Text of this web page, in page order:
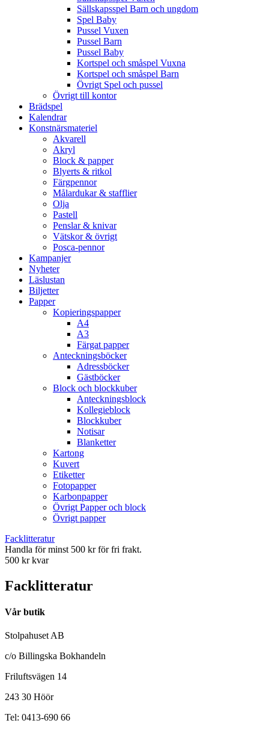
Sällskapsspel Barn och ungdom
Spel Baby
Pussel Vuxen
Pussel Barn
Pussel Baby
Kortspel och småspel Vuxna
Kortspel och småspel Barn
Övrigt Spel och pussel
Övrigt till kontor
Brädspel
Kalendrar
Konstnärsmateriel
Akvarell
Akryl
Block & papper
Blyerts & ritkol
Färgpennor
Målardukar & stafflier
Olja
Pastell
Penslar & knivar
Vätskor & övrigt
Posca-pennor
Kampanjer
Nyheter
Läslustan
Biljetter
Papper
Kopieringspapper
A4
A3
Färgat papper
Anteckningsböcker
Adressböcker
Gästböcker
Block och blockkuber
Anteckningsblock
Kollegieblock
Blockkuber
Notisar
Blanketter
Kartong
Kuvert
Etiketter
Fotopapper
Karbonpapper
Övrigt Papper och block
Övrigt papper
Facklitteratur
Handla för minst 500 kr för fri frakt.
500 kr kvar
Facklitteratur
Vår butik
Stolpahuset AB
c/o Billingska Bokhandeln
Friluftsvägen 14
243 30 Höör
Tel: 0413-690 66